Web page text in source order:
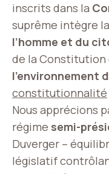
inscrits dans la
suprême intègre la
l’homme et du
de la Constitution
l’environnement
constitutionnalité
Nous apprécions
régime semi-
Duverger –
législatif